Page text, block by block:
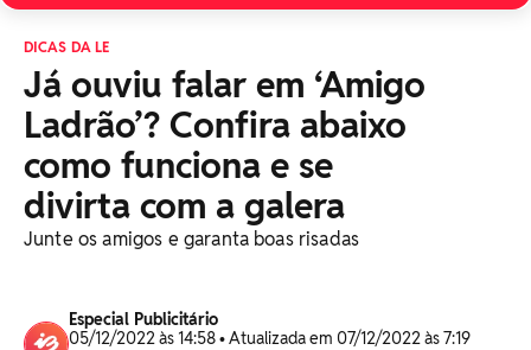
DICAS DA LE
Já ouviu falar em ‘Amigo
Ladrão’? Confira abaixo
como funciona e se
divirta com a galera
Junte os amigos e garanta boas risadas
Especial Publicitário
05/12/2022 às 14:58 • Atualizada em 07/12/2022 às 7:19